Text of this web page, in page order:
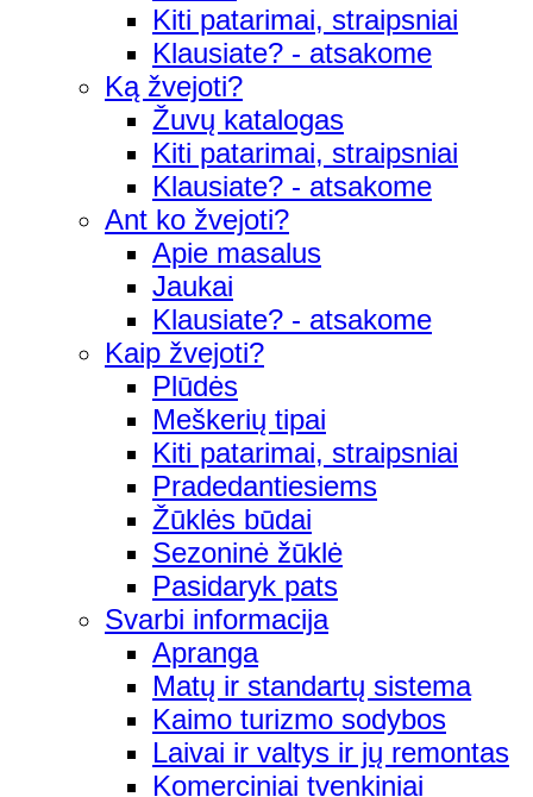
Kiti patarimai, straipsniai
Klausiate? - atsakome
Ką žvejoti?
Žuvų katalogas
Kiti patarimai, straipsniai
Klausiate? - atsakome
Ant ko žvejoti?
Apie masalus
Jaukai
Klausiate? - atsakome
Kaip žvejoti?
Plūdės
Meškerių tipai
Kiti patarimai, straipsniai
Pradedantiesiems
Žūklės būdai
Sezoninė žūklė
Pasidaryk pats
Svarbi informacija
Apranga
Matų ir standartų sistema
Kaimo turizmo sodybos
Laivai ir valtys ir jų remontas
Komerciniai tvenkiniai